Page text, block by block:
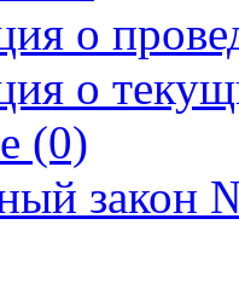
о
о
(0)
закон